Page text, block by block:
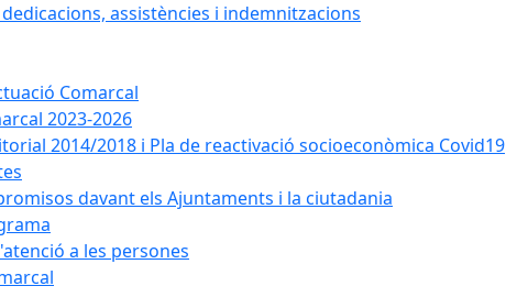
assistències i indemnitzacions
Comarcal
2023-2026
2014/2018 i Pla de reactivació socioeconòmica Covid19
davant els Ajuntaments i la ciutadania
a les persones